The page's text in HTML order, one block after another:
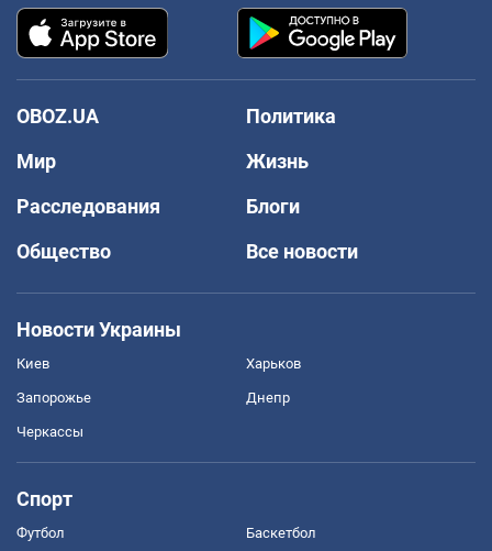
OBOZ.UA
Политика
Мир
Жизнь
Расследования
Блоги
Общество
Все новости
Новости Украины
Киев Харьков
Запорожье Днепр
Черкассы
Спорт
Футбол Баскетбол